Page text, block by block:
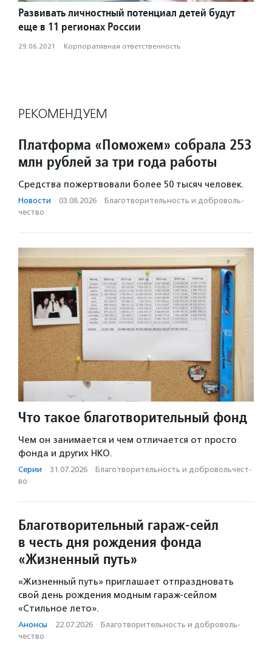
Развивать личностный потенциал детей будут
еще в 11 регионах России
29.06.2021 · Корпоративная ответственность
РЕКОМЕНДУЕМ
Платформа «Поможем» собрала 253
млн рублей за три года работы
Средства пожертвовали более 50 тысяч человек.
Новости · 03.08.2026 · Благотвори­тель­ность и доброволь­
чест­во
Что такое благотворительный фонд
Чем он занимается и чем отличается от просто
фонда и других НКО.
Серии · 31.07.2026 · Благотвори­тель­ность и доброволь­чест­
во
Благотворительный гараж-сейл
в честь дня рождения фонда
«Жизненный путь»
«Жизненный путь» приглашает отпраздновать
свой день рождения модным гараж-сейлом
«Стильное лето».
Анонсы · 22.07.2026 · Благотвори­тель­ность и доброволь­
чест­во